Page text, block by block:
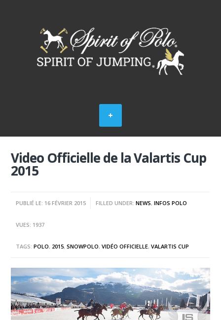
Video Officielle de la Valartis Cup
2015
PUBLIÉ LE: 16 FÉVRIER 2015 FILLED UNDER:NEWS,INFOS POLO
VUES: 1937
TAGS:POLO, 2015,SNOWPOLO,VIDÉO OFFICIELLE,VALARTIS CUP